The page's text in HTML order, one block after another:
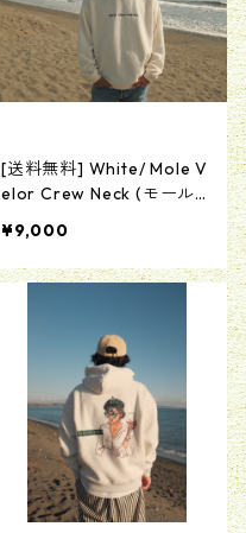
[送料無料] White/ Mole V
elor Crew Neck (モールベ
ト)
¥9,000